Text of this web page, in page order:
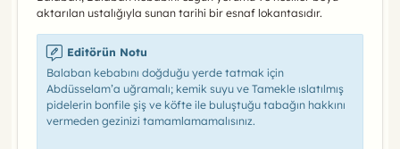
aktarılan ustalığıyla sunan tarihi bir esnaf lokantasıdır.
Editörün Notu
Balaban kebabını doğduğu yerde tatmak için
Abdüsselam’a uğramalı; kemik suyu ve Tamekle ıslatılmış
pidelerin bonfile şiş ve köfte ile buluştuğu tabağın hakkını
vermeden gezinizi tamamlamamalısınız.